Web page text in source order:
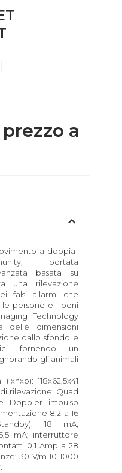
a
a doppia-
portata
basata su
una rilevazione
falsi allarmi che
le persone e i beni
Technology
delle dimensioni
dallo sfondo e
fornendo un
gli animali
118x62,5x41
rilevazione: Quad
Doppler impulso
8,2 a 16
18 mA;
mA; interruttore
0,1 Amp a 28
30 V/m 10-1000